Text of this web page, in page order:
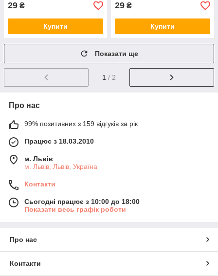
29 ₴
Купити
29 ₴
Купити
Показати ще
1 / 2
Про нас
99% позитивних з 159 відгуків за рік
Працює з 18.03.2010
м. Львів
м. Львів, Львів, Україна
Контакти
Сьогодні працює з 10:00 до 18:00
Показати весь графік роботи
Про нас
Контакти